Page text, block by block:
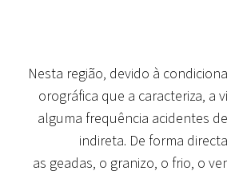
Nesta região, devido à
orográfica que a caracteriza, a
alguma frequência acidentes
indireta. De forma
as geadas, o granizo, o frio, o